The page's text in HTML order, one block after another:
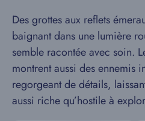
Des grottes aux reflets
baignant dans une lumière
semble racontée avec soin.
montrent aussi des ennemis
regorgeant de détails,
aussi riche qu’hostile à